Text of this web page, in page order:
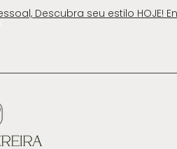
Descubra seu estilo